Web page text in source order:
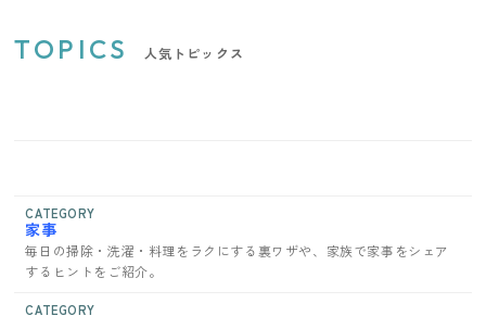
TOPICS 人気トピックス
CATEGORY
家事
毎日の掃除・洗濯・料理をラクにする裏ワザや、家族で家事をシェア
するヒントをご紹介。
CATEGORY